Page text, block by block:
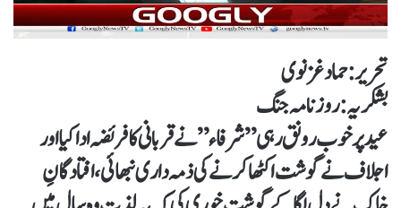
تحریر: حماد غزنوی
بشکریہ: روزنامہ جنگ
عید پر خوب رونق رہی”شرفاء”نے قربانی کا فریضہ ادا کیا اور
اجلاف نے گوشت اکٹھا کرنے کی ذمہ داری نبھائی، افتادگانِ